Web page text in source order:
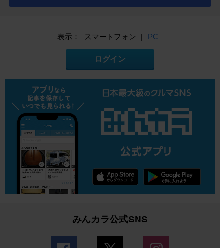
表示： スマートフォン | PC
ログイン
みんカラ公式SNS